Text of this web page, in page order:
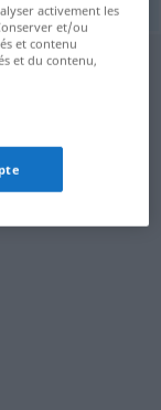
activement les
et/ou
et contenu
et du contenu,